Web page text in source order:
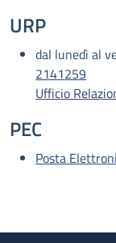
URP
dal lunedì al
2141259
Ufficio
PEC
Posta